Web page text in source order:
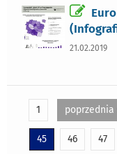
21.02.2019
1 poprzednia
45 46 47